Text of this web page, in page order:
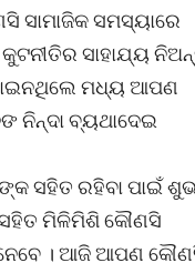
ସମସ୍ୟାରେ
ସାହାଯ୍ୟ
ମଧ୍ୟ ଆପଣ
ନିନ୍ଦା ବ୍ୟଥାଦେଇ
ସହିତ ରହିବା ପାଇଁ
ମିଳିମିଶି କୌଣସି
। ଆଜି ଆପଣ